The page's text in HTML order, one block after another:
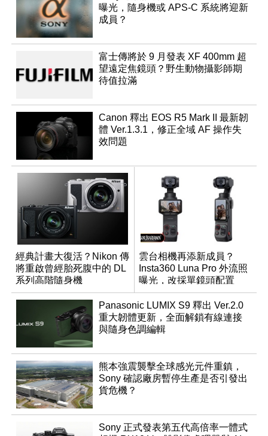
曝光，隨身機或 APS-C 系統將迎新
成員？
富士傳將於 9 月發表 XF 400mm 超
望遠定焦鏡頭？野生動物攝影師期
待值拉滿
Canon 釋出 EOS R5 Mark II 最新韌
體 Ver.1.3.1，修正全域 AF 操作失
效問題
經典計畫大復活？Nikon 傳
將重啟曾經胎死腹中的 DL
系列高階隨身機
雲台相機再添新成員？
Insta360 Luna Pro 外流照
曝光，改採單鏡頭配置
Panasonic LUMIX S9 釋出 Ver.2.0
重大韌體更新，全面解鎖有線連接
與隨身色調編輯
熊本強震襲擊全球感光元件重鎮，
Sony 確認廠房暫停生產是否引發出
貨危機？
Sony 正式發表第五代高倍率一體式